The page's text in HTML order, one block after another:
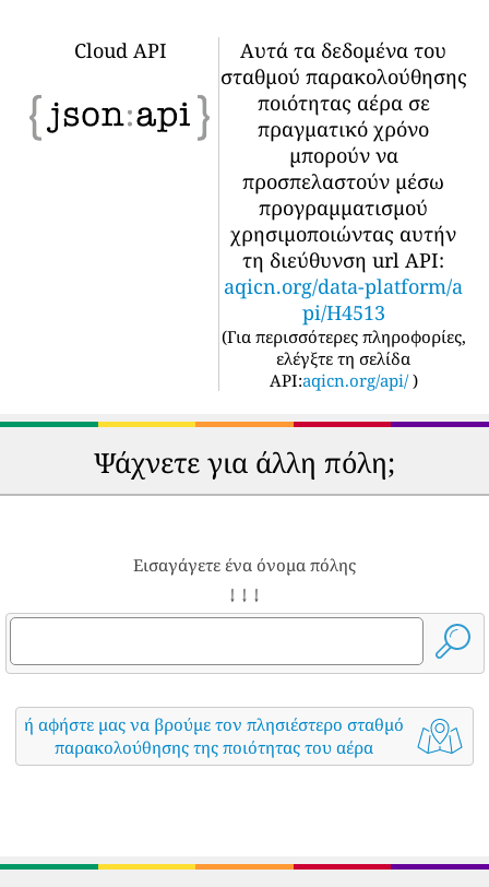
Cloud API
Αυτά τα δεδομένα του
σταθμού παρακολούθησης
ποιότητας αέρα σε
πραγματικό χρόνο
μπορούν να
προσπελαστούν μέσω
προγραμματισμού
χρησιμοποιώντας αυτήν
τη διεύθυνση url API:
aqicn.org/data-platform/a
pi/H4513
(Για περισσότερες πληροφορίες,
ελέγξτε τη σελίδα
API:aqicn.org/api/ )
Ψάχνετε για άλλη πόλη;
Εισαγάγετε ένα όνομα πόλης
↓ ↓ ↓
ή αφήστε μας να βρούμε τον πλησιέστερο σταθμό
παρακολούθησης της ποιότητας του αέρα